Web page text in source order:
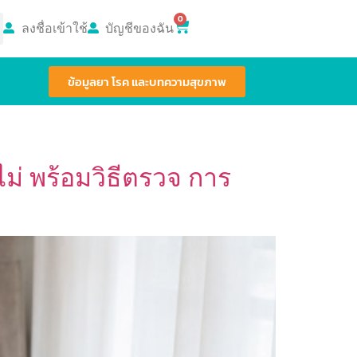
ลงชื่อเข้าใช้ บัญชีของฉัน 0
ข้อมูลยา โรค และบทความสุขภาพ
ม่ พร้อมวิธีตรวจ การ